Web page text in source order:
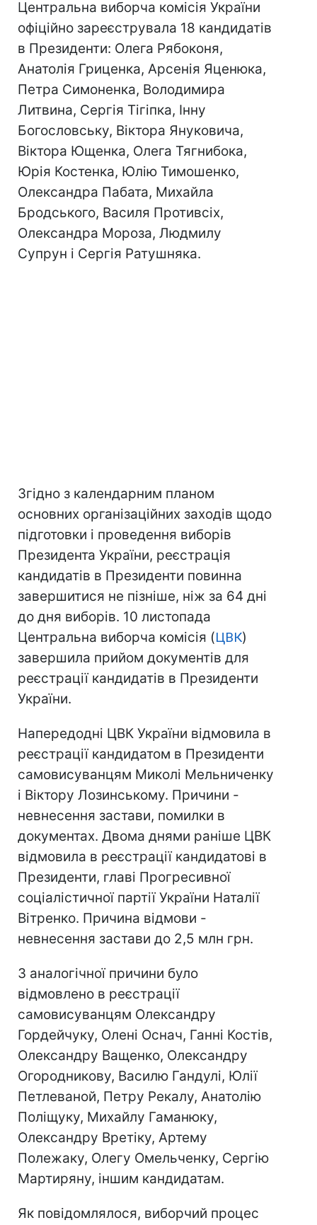
Центральна виборча комісія України
офіційно зареєструвала 18 кандидатів
в Президенти: Олега Рябоконя,
Анатолія Гриценка, Арсенія Яценюка,
Петра Симоненка, Володимира
Литвина, Сергія Тігіпка, Інну
Богословську, Віктора Януковича,
Віктора Ющенка, Олега Тягнибока,
Юрія Костенка, Юлію Тимошенко,
Олександра Пабата, Михайла
Бродського, Василя Противсіх,
Олександра Мороза, Людмилу
Супрун і Сергія Ратушняка.
Згідно з календарним планом
основних організаційних заходів щодо
підготовки і проведення виборів
Президента України, реєстрація
кандидатів в Президенти повинна
завершитися не пізніше, ніж за 64 дні
до дня виборів. 10 листопада
Центральна виборча комісія (ЦВК)
завершила прийом документів для
реєстрації кандидатів в Президенти
України.
Напередодні ЦВК України відмовила в
реєстрації кандидатом в Президенти
самовисуванцям Миколі Мельниченку
і Віктору Лозинському. Причини -
невнесення застави, помилки в
документах. Двома днями раніше ЦВК
відмовила в реєстрації кандидатові в
Президенти, главі Прогресивної
соціалістичної партії України Наталії
Вітренко. Причина відмови -
невнесення застави до 2,5 млн грн.
З аналогічної причини було
відмовлено в реєстрації
самовисуванцям Олександру
Гордейчуку, Олені Оснач, Ганні Костів,
Олександру Ващенко, Олександру
Огородникову, Василю Гандулі, Юлії
Петлеваной, Петру Рекалу, Анатолію
Поліщуку, Михайлу Гаманюку,
Олександру Вретіку, Артему
Полежаку, Олегу Омельченку, Сергію
Мартиряну, іншим кандидатам.
Як повідомлялося, виборчий процес